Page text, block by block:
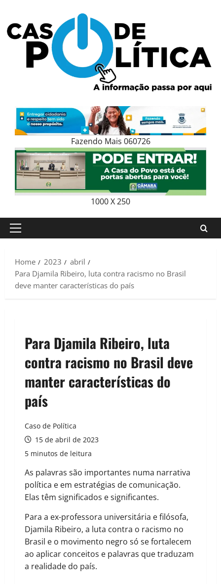
content
Fazendo Mais 060726
1000 X 250
Primary
Home
2023
abril
Para Djamila Ribeiro, luta contra racismo no Brasil
deve manter características do país
Para Djamila Ribeiro, luta
contra racismo no Brasil deve
manter características do
país
Caso de Política
15 de abril de 2023
5 minutos de leitura
As palavras são importantes numa narrativa
política e em estratégias de comunicação.
Elas têm significados e significantes.
Para a ex-professora universitária e filósofa,
Djamila Ribeiro, a luta contra o racismo no
Brasil e o movimento negro só se fortalecem
ao aplicar conceitos e palavras que traduzam
a realidade do país.